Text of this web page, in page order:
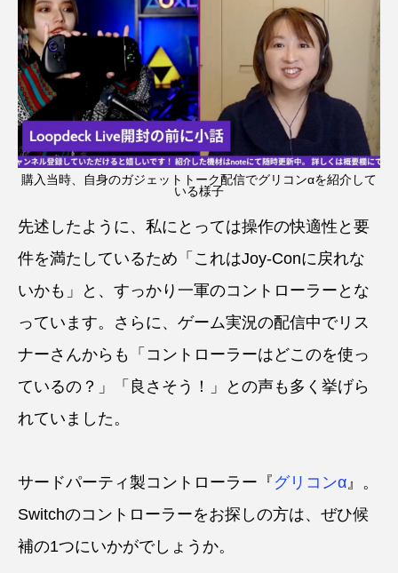
購入当時、自身のガジェットトーク配信でグリコンαを紹介して
いる様子
先述したように、私にとっては操作の快適性と要
件を満たしているため「これはJoy-Conに戻れな
いかも」と、すっかり一軍のコントローラーとな
っています。さらに、ゲーム実況の配信中でリス
ナーさんからも「コントローラーはどこのを使っ
ているの？」「良さそう！」との声も多く挙げら
れていました。
サードパーティ製コントローラー『 グリコンα 』。
Switchのコントローラーをお探しの方は、ぜひ候
補の1つにいかがでしょうか。